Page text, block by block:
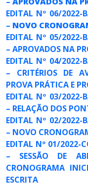
EDITAL Nº 06/2022-
– NOVO
EDITAL Nº 05/2022-
– APROVADOS NA
EDITAL Nº 04/2022-
– CRITÉRIOS DE
PROVA PRÁTICA E
EDITAL Nº 03/2022-
– RELAÇÃO DOS
EDITAL Nº 02/2022-
– NOVO
EDITAL Nº 01/2022-
– SESSÃO DE
CRONOGRAMA
ESCRITA